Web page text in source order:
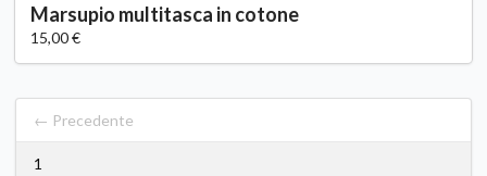
Marsupio multitasca in cotone
15,00 €
← Precedente
1